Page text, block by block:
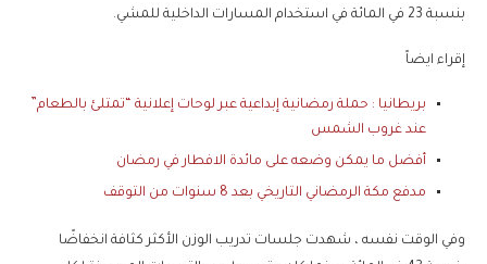
بنسبة 23 في المائة في استخدام المسارات الداخلية للمشي.
إقراء ايضاً
بريطانيا : حملة رمضانية إبداعية عبر لوحات إعلانية “تمتلئ بالطعام”
عند غروب الشمس
أفضل ما يمكن وضعه على مائدة الافطار في رمضان
مدفع مكة الرمضاني التاريخي بعد 8 سنوات من التوقف
وفي الوقت نفسه ، شهدت جلسات تدريب الوزن الأكثر كثافة انخفاضًا